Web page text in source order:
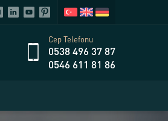
Cep Telefonu
0538 496 37 87
0546 611 81 86